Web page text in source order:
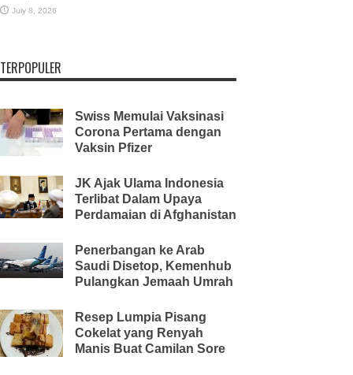
July 8, 2026
TERPOPULER
Swiss Memulai Vaksinasi
Corona Pertama dengan
Vaksin Pfizer
JK Ajak Ulama Indonesia
Terlibat Dalam Upaya
Perdamaian di Afghanistan
Penerbangan ke Arab
Saudi Disetop, Kemenhub
Pulangkan Jemaah Umrah
Resep Lumpia Pisang
Cokelat yang Renyah
Manis Buat Camilan Sore